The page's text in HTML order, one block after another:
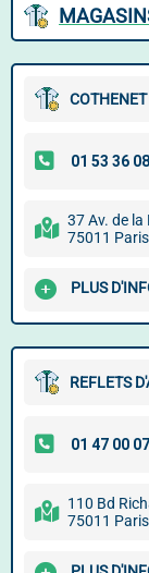
37 Av. de la
75011 Paris
PLUS
REFLETS
110 Bd
75011 Paris